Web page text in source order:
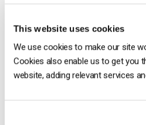
This website uses cookies
We use cookies to make our site
Cookies also enable us to get you
website, adding relevant services
Streaming live HTTP o il protocollo
consentendo una consegna più
affidabilità agli utenti finali.